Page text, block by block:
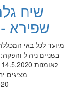
שיח
שפירא
מיועד לכל באי
בשניים ניהול
מציגים